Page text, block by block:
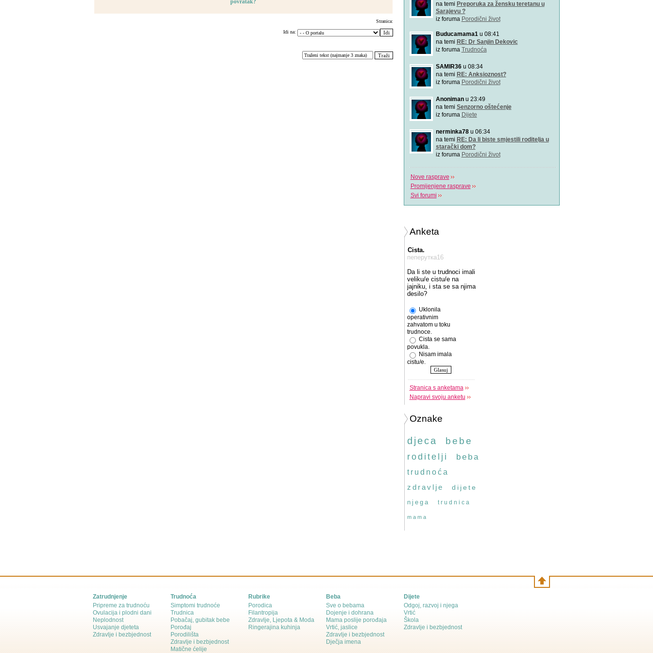
povratak?
Stranica:
Idi na:
na temi Preporuka za žensku teretanu u
Sarajevu ?
iz foruma Porodični život
Buducamama1u 08:41
na temi RE: Dr Sanjin Dekovic
iz foruma Trudnoća
SAMIR36u 08:34
na temi RE: Anksioznost?
iz foruma Porodični život
Anonimanu 23:49
na temi Senzorno oštećenje
iz foruma Dijete
nerminka78u 06:34
na temi RE: Da li biste smjestili roditelja u
starački dom?
iz foruma Porodični život
Nove rasprave
Promijenjene rasprave
Svi forumi
Anketa
Cista.
пеперутка16
Da li ste u trudnoci imali
veliku/e cistu/e na
jajniku, i sta se sa njima
desilo?
Uklonila
operativnim
zahvatom u toku
trudnoce.
Cista se sama
povukla.
Nisam imala
cistu/e.
Stranica s anketama
Napravi svoju anketu
Oznake
djeca bebe
roditelji beba
trudnoća
zdravlje
dijete
njega trudnica
mama
Zatrudnjenje
Pripreme za trudnoću
Ovulacija i plodni dani
Neplodnost
Usvajanje djeteta
Zdravlje i bezbjednost
Trudnoća
Simptomi trudnoće
Trudnica
Pobačaj, gubitak bebe
Porođaj
Porodilišta
Zdravlje i bezbjednost
Matične ćelije
Rubrike
Porodica
Filantropija
Zdravlje, Ljepota & Moda
Ringerajina kuhinja
Beba
Sve o bebama
Dojenje i dohrana
Mama poslije porođaja
Vrtić, jaslice
Zdravlje i bezbjednost
Dječja imena
Dijete
Odgoj, razvoj i njega
Vrtić
Škola
Zdravlje i bezbjednost